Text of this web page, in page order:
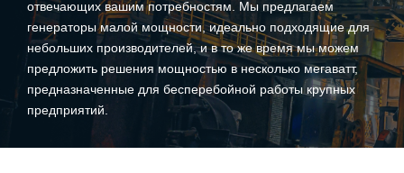
отвечающих вашим потребностям. Мы предлагаем
генераторы малой мощности, идеально подходящие для
небольших производителей, и в то же время мы можем
предложить решения мощностью в несколько мегаватт,
предназначенные для бесперебойной работы крупных
предприятий.